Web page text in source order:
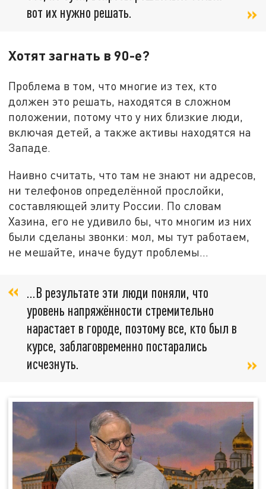
вот их нужно решать.
Хотят загнать в 90-е?
Проблема в том, что многие из тех, кто
должен это решать, находятся в сложном
положении, потому что у них близкие люди,
включая детей, а также активы находятся на
Западе.
Наивно считать, что там не знают ни адресов,
ни телефонов определённой прослойки,
составляющей элиту России. По словам
Хазина, его не удивило бы, что многим из них
были сделаны звонки: мол, мы тут работаем,
не мешайте, иначе будут проблемы...
...В результате эти люди поняли, что
уровень напряжённости стремительно
нарастает в городе, поэтому все, кто был в
курсе, заблаговременно постарались
исчезнуть.